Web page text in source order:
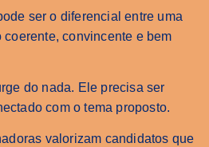
ser o diferencial entre uma
convincente e bem
do nada. Ele precisa ser
com o tema proposto.
valorizam candidatos que